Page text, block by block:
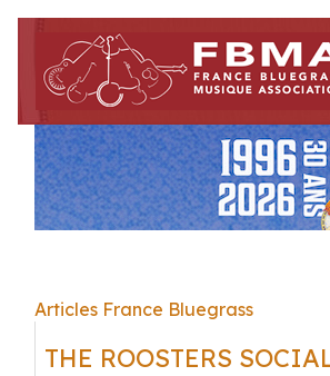
Articles France Bluegrass
THE ROOSTERS